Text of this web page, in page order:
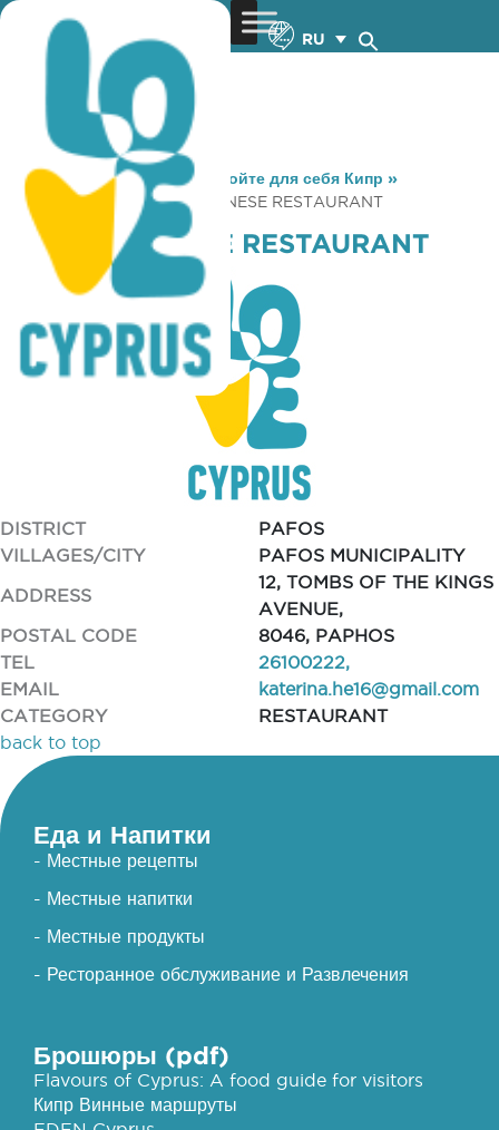
RU
You are here: Home »Откройте для себя Кипр »
Gastronomy
» HUNAN CHINESE RESTAURANT
HUNAN CHINESE RESTAURANT
DISTRICT
PAFOS
VILLAGES/CITY
PAFOS MUNICIPALITY
ADDRESS
12, TOMBS OF THE KINGS
AVENUE,
POSTAL CODE
8046, PAPHOS
TEL
26100222,
EMAIL
katerina.he16@gmail.com
CATEGORY
RESTAURANT
back to top
Еда и Напитки
- Местные рецепты
- Местные напитки
- Местные продукты
- Ресторанное обслуживание и Развлечения
Брошюры (pdf)
Flavours of Cyprus: A food guide for visitors
Кипр Винные маршруты